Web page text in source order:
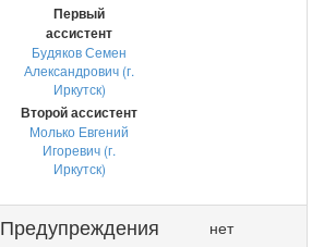
Первый
ассистент
Будяков Семен
Александрович (г.
Иркутск)
Второй ассистент
Молько Евгений
Игоревич (г.
Иркутск)
Предупреждения нет